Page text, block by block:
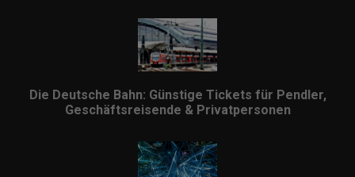
Die Deutsche Bahn: Günstige Tickets für Pendler,
Geschäftsreisende & Privatpersonen